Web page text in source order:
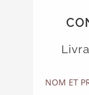
NOM ET